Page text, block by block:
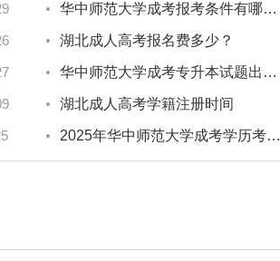
华中师范大学成考报考条件有哪些？考试科目看这里
湖北成人高考报名费多少？
华中师范大学成考专升本试题出题方是哪里？考试范围全盘点！
湖北成人高考学籍注册时间
2025年华中师范大学成考学历考研资格全揭秘？